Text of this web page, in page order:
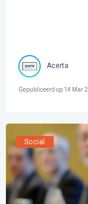
Acerta
Gepubliceerd op 14 Mar
Social